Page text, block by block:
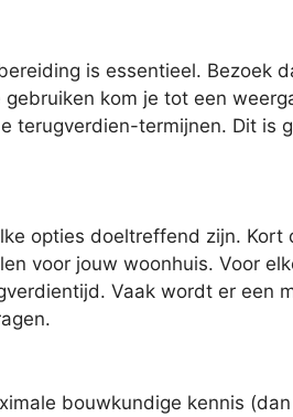
is essentieel. Bezoek
kom je tot een
terugverdien-termijnen. Dit is
opties doeltreffend zijn.
voor jouw woonhuis. Voor
Vaak wordt er een
bouwkundige kennis